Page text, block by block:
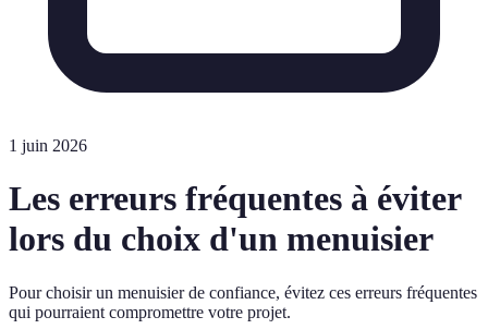
1 juin 2026
Les erreurs fréquentes à éviter
lors du choix d'un menuisier
Pour choisir un menuisier de confiance, évitez ces erreurs fréquentes
qui pourraient compromettre votre projet.